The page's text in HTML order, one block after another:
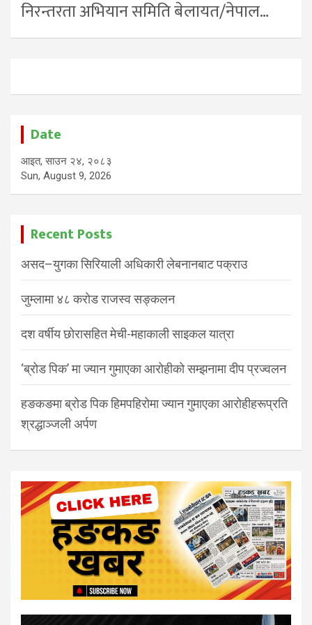
निरन्तरता अभियान समिति बेलायत/नेपाल…
Date
आइत, साउन २४, २०८३
Sun, August 9, 2026
Recent Posts
असद–युगका सिरियाली अधिकारी लेबनानबाट पक्राउ
जुम्लामा ४८ करोड राजस्व सङ्कलन
दश वर्षीय छोरासहित मेची-महाकाली साइकल यात्रा
‘ब्रोड पिक’ मा ज्यान गुमाएका आरोहीको सम्झनामा दीप प्रज्वलन
हङकङमा ब्रोड पिक हिमपहिरोमा ज्यान गुमाएका आरोहीहरूप्रति
श्रद्धाञ्जली अर्पण